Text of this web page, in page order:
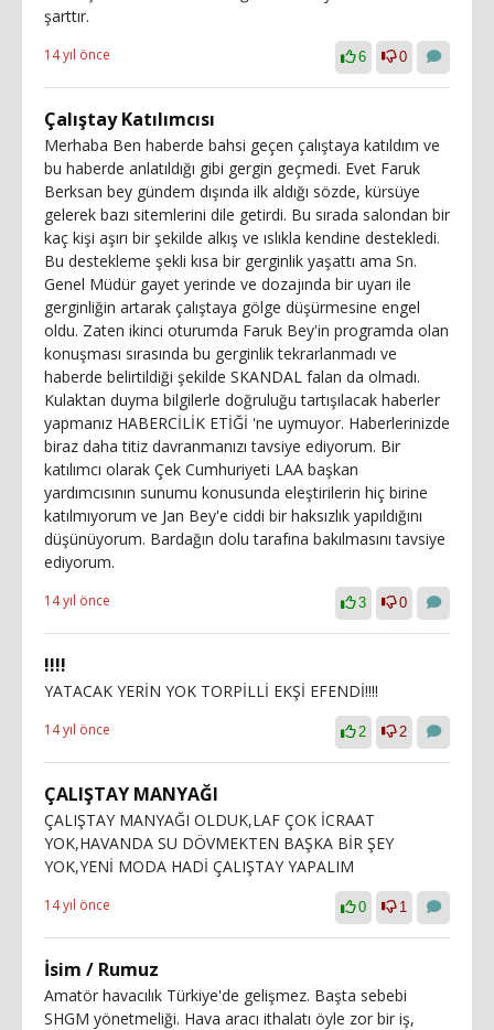
şarttır.
14 yıl önce 6 0
Çalıştay Katılımcısı
Merhaba Ben haberde bahsi geçen çalıştaya katıldım ve
bu haberde anlatıldığı gibi gergin geçmedi. Evet Faruk
Berksan bey gündem dışında ilk aldığı sözde, kürsüye
gelerek bazı sitemlerini dile getirdi. Bu sırada salondan bir
kaç kişi aşırı bir şekilde alkış ve ıslıkla kendine destekledi.
Bu destekleme şekli kısa bir gerginlik yaşattı ama Sn.
Genel Müdür gayet yerinde ve dozajında bir uyarı ile
gerginliğin artarak çalıştaya gölge düşürmesine engel
oldu. Zaten ikinci oturumda Faruk Bey'in programda olan
konuşması sırasında bu gerginlik tekrarlanmadı ve
haberde belirtildiği şekilde SKANDAL falan da olmadı.
Kulaktan duyma bilgilerle doğruluğu tartışılacak haberler
yapmanız HABERCİLİK ETİĞİ 'ne uymuyor. Haberlerinizde
biraz daha titiz davranmanızı tavsiye ediyorum. Bir
katılımcı olarak Çek Cumhuriyeti LAA başkan
yardımcısının sunumu konusunda eleştirilerin hiç birine
katılmıyorum ve Jan Bey'e ciddi bir haksızlık yapıldığını
düşünüyorum. Bardağın dolu tarafına bakılmasını tavsiye
ediyorum.
14 yıl önce 3 0
!!!!
YATACAK YERİN YOK TORPİLLİ EKŞİ EFENDİ!!!!
14 yıl önce 2 2
ÇALIŞTAY MANYAĞI
ÇALIŞTAY MANYAĞI OLDUK,LAF ÇOK İCRAAT
YOK,HAVANDA SU DÖVMEKTEN BAŞKA BİR ŞEY
YOK,YENİ MODA HADİ ÇALIŞTAY YAPALIM
14 yıl önce 0 1
İsim / Rumuz
Amatör havacılık Türkiye'de gelişmez. Başta sebebi
SHGM yönetmeliği. Hava aracı ithalatı öyle zor bir iş,